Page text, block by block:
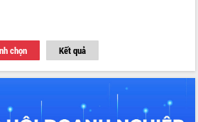
chọn Kết quả